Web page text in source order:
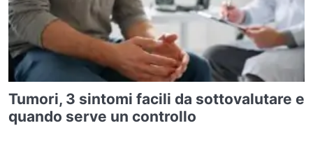
Tumori, 3 sintomi facili da sottovalutare e
quando serve un controllo